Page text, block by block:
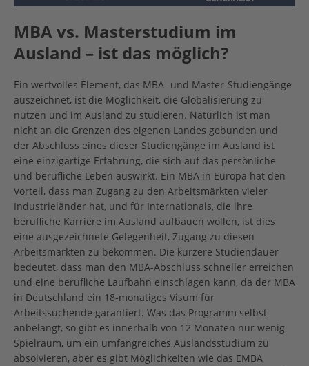
MBA vs. Masterstudium im
Ausland – ist das möglich?
Ein wertvolles Element, das MBA- und Master-Studiengänge
auszeichnet, ist die Möglichkeit, die Globalisierung zu
nutzen und im Ausland zu studieren. Natürlich ist man
nicht an die Grenzen des eigenen Landes gebunden und
der Abschluss eines dieser Studiengänge im Ausland ist
eine einzigartige Erfahrung, die sich auf das persönliche
und berufliche Leben auswirkt. Ein MBA in Europa hat den
Vorteil, dass man Zugang zu den Arbeitsmärkten vieler
Industrieländer hat, und für Internationals, die ihre
berufliche Karriere im Ausland aufbauen wollen, ist dies
eine ausgezeichnete Gelegenheit, Zugang zu diesen
Arbeitsmärkten zu bekommen. Die kürzere Studiendauer
bedeutet, dass man den MBA-Abschluss schneller erreichen
und eine berufliche Laufbahn einschlagen kann, da der MBA
in Deutschland ein 18-monatiges Visum für
Arbeitssuchende garantiert. Was das Programm selbst
anbelangt, so gibt es innerhalb von 12 Monaten nur wenig
Spielraum, um ein umfangreiches Auslandsstudium zu
absolvieren, aber es gibt Möglichkeiten wie das EMBA